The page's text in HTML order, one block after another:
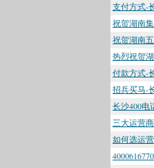
支付方式-
祝贺湖南
祝贺湖南
热烈祝贺
付款方式-
招兵买马-
长沙400电
三大运营
如何选运